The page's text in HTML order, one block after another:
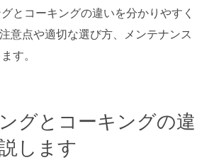
とコーキングの違いを分かりやすく
意点や適切な選び方、メンテナンス
す。
グとコーキングの違
します